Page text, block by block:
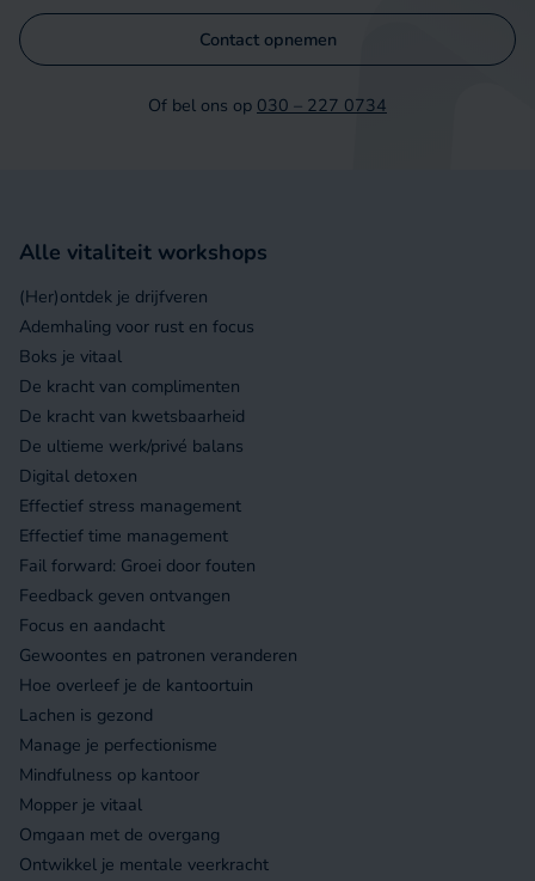
Contact opnemen
Of bel ons op 030 – 227 0734
Alle vitaliteit workshops
(Her)ontdek je drijfveren
Ademhaling voor rust en focus
Boks je vitaal
De kracht van complimenten
De kracht van kwetsbaarheid
De ultieme werk/privé balans
Digital detoxen
Effectief stress management
Effectief time management
Fail forward: Groei door fouten
Feedback geven ontvangen
Focus en aandacht
Gewoontes en patronen veranderen
Hoe overleef je de kantoortuin
Lachen is gezond
Manage je perfectionisme
Mindfulness op kantoor
Mopper je vitaal
Omgaan met de overgang
Ontwikkel je mentale veerkracht